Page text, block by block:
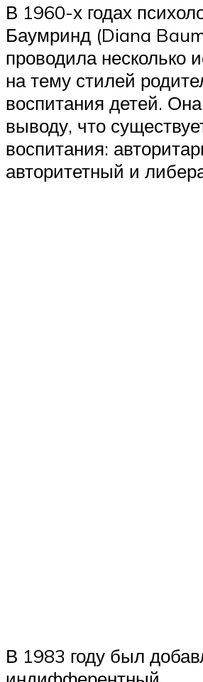
В 1960-х годах
Баумринд (Diana
проводила несколько
на тему стилей
воспитания детей.
выводу, что
воспитания:
авторитетный и
В 1983 году был